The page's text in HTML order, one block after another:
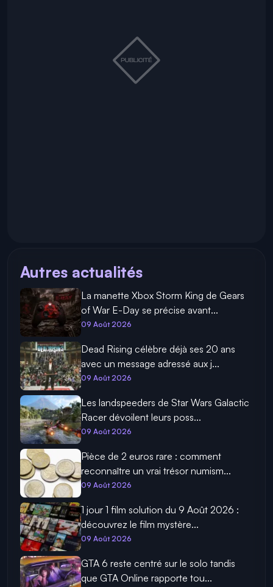
Autres actualités
La manette Xbox Storm King de Gears
of War E-Day se précise avant...
09 Août 2026
Dead Rising célèbre déjà ses 20 ans
avec un message adressé aux j...
09 Août 2026
Les landspeeders de Star Wars Galactic
Racer dévoilent leurs poss...
09 Août 2026
Pièce de 2 euros rare : comment
reconnaître un vrai trésor numism...
09 Août 2026
1 jour 1 film solution du 9 Août 2026 :
découvrez le film mystère...
09 Août 2026
GTA 6 reste centré sur le solo tandis
que GTA Online rapporte tou...